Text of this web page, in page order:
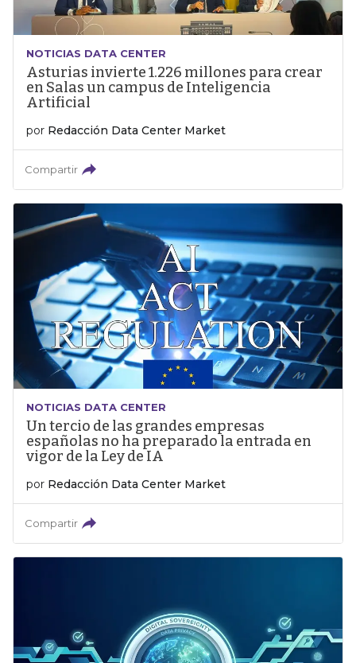
NOTICIAS DATA CENTER
Asturias invierte 1.226 millones para crear
en Salas un campus de Inteligencia
Artificial
por Redacción Data Center Market
Compartir
NOTICIAS DATA CENTER
Un tercio de las grandes empresas
españolas no ha preparado la entrada en
vigor de la Ley de IA
por Redacción Data Center Market
Compartir